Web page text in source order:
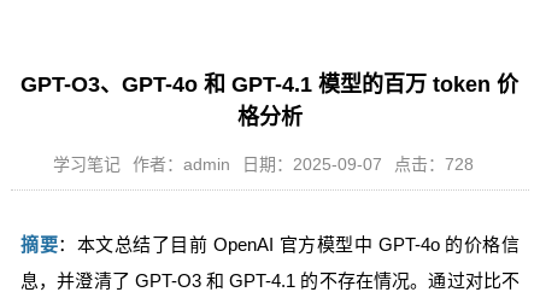
GPT-O3、GPT-4o 和 GPT-4.1 模型的百万 token 价
格分析
学习笔记 作者：admin 日期：2025-09-07 点击：728
摘要：本文总结了目前 OpenAI 官方模型中 GPT-4o 的价格信
息，并澄清了 GPT-O3 和 GPT-4.1 的不存在情况。通过对比不